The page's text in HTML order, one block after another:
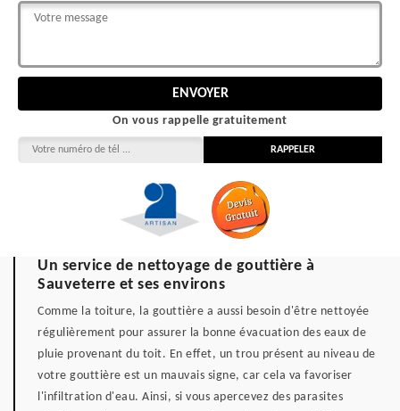
On vous rappelle gratuitement
Un service de nettoyage de gouttière à
Sauveterre et ses environs
Comme la toiture, la gouttière a aussi besoin d'être nettoyée
régulièrement pour assurer la bonne évacuation des eaux de
pluie provenant du toit. En effet, un trou présent au niveau de
votre gouttière est un mauvais signe, car cela va favoriser
l'infiltration d'eau. Ainsi, si vous apercevez des parasites